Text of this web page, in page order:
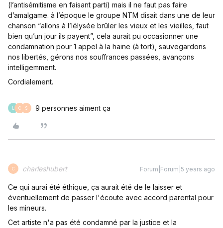
(l’antisémitisme en faisant parti) mais il ne faut pas faire
d’amalgame. à l’époque le groupe NTM disait dans une de leur
chanson “allons à l’lélysée brûler les vieux et les vieilles, faut
bien qu’un jour ils payent”, cela aurait pu occasionner une
condamnation pour 1 appel à la haine (à tort), sauvegardons
nos libertés, gérons nos souffrances passées, avançons
intelligemment.
Cordialement.
C S 9 personnes aiment ça
C charleshubert Forum|Forum|5 years ago
Ce qui aurai été éthique, ça aurait été de le laisser et
éventuellement de passer l'écoute avec accord parental pour
les mineurs.
Cet artiste n'a pas été condamné par la justice et la